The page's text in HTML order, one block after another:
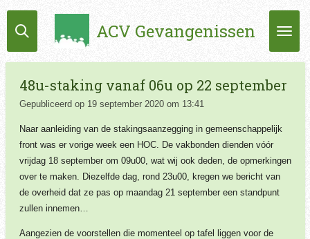
Ga
direct
de
hoofdinhoud
ACV Gevangenissen
48u-staking vanaf 06u op 22 september
Gepubliceerd op 19 september 2020 om 13:41
Naar aanleiding van de stakingsaanzegging in gemeenschappelijk
front was er vorige week een HOC. De vakbonden dienden vóór
vrijdag 18 september om 09u00, wat wij ook deden, de opmerkingen
over te maken. Diezelfde dag, rond 23u00, kregen we bericht van
de overheid dat ze pas op maandag 21 september een standpunt
zullen innemen…
Aangezien de voorstellen die momenteel op tafel liggen voor de